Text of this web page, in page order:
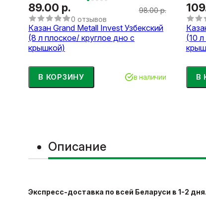
89.00 р.
98.00 р.
0 отзывов
Казан Grand Metall Invest Узбекский
(8 л плоское/ круглое дно с
крышкой)
В КОРЗИНУ в наличии
(10
В
Описание
Экспресс-доставка по всей Беларуси в 1-2 дня.